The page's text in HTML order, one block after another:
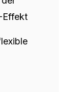
Effekt